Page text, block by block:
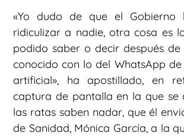
«Yo dudo de que el Gobierno
ridiculizar a nadie, otra cosa es
podido saber o decir después
conocido con lo del WhatsApp
artificial», ha apostillado, en
captura de pantalla en la que se
las ratas saben nadar, que él
de Sanidad, Mónica García, a la